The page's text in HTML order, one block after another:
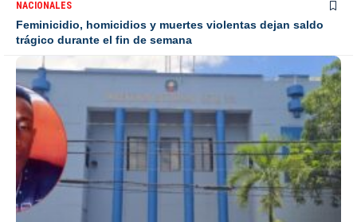
NACIONALES
Feminicidio, homicidios y muertes violentas dejan saldo
trágico durante el fin de semana